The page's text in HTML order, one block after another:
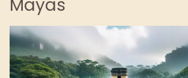
Mayas